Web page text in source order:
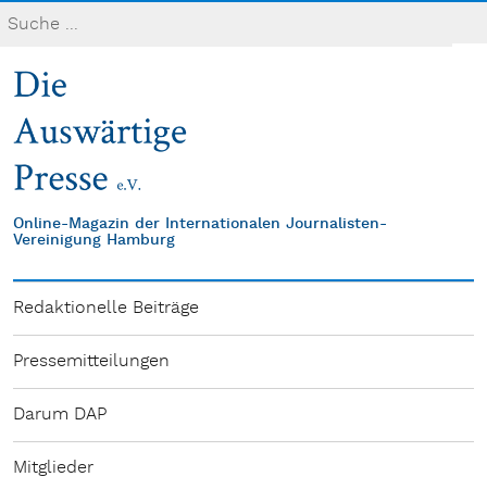
Online-Magazin der Internationalen Journalisten-
Vereinigung Hamburg
Redaktionelle Beiträge
Pressemitteilungen
Darum DAP
Mitglieder